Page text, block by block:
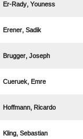
 
 
 
 
 
 